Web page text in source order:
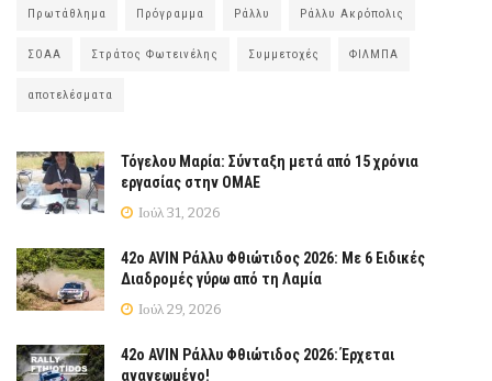
Πρωτάθλημα Πρόγραμμα Ράλλυ Ράλλυ Ακρόπολις
ΣΟΑΑ Στράτος Φωτεινέλης Συμμετοχές ΦΙΛΜΠΑ
αποτελέσματα
Τόγελου Μαρία: Σύνταξη μετά από 15 χρόνια
εργασίας στην ΟΜΑΕ
Ιούλ 31, 2026
42ο AVIN Ράλλυ Φθιώτιδος 2026: Με 6 Ειδικές
Διαδρομές γύρω από τη Λαμία
Ιούλ 29, 2026
42ο AVIN Ράλλυ Φθιώτιδος 2026: Έρχεται
ανανεωμένο!